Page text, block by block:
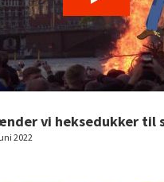
vi heksedukker til
2022